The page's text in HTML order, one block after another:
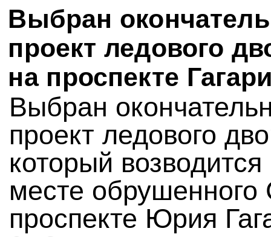
Выбран
проект ледового
на проспекте
Выбран
проект ледового
который возводится
месте
проспекте Юрия